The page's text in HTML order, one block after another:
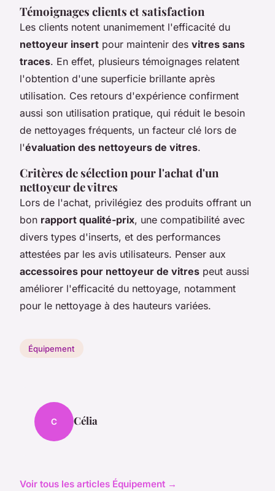
Témoignages clients et satisfaction
Les clients notent unanimement l'efficacité du
nettoyeur insert pour maintenir des vitres sans
traces. En effet, plusieurs témoignages relatent
l'obtention d'une superficie brillante après
utilisation. Ces retours d'expérience confirment
aussi son utilisation pratique, qui réduit le besoin
de nettoyages fréquents, un facteur clé lors de
l'évaluation des nettoyeurs de vitres.
Critères de sélection pour l'achat d'un
nettoyeur de vitres
Lors de l'achat, privilégiez des produits offrant un
bon rapport qualité-prix, une compatibilité avec
divers types d'inserts, et des performances
attestées par les avis utilisateurs. Penser aux
accessoires pour nettoyeur de vitres peut aussi
améliorer l'efficacité du nettoyage, notamment
pour le nettoyage à des hauteurs variées.
Équipement
C Célia
Voir tous les articles Équipement →